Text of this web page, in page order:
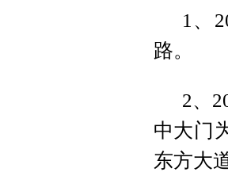
1、
路。
2、
中大门
东方大